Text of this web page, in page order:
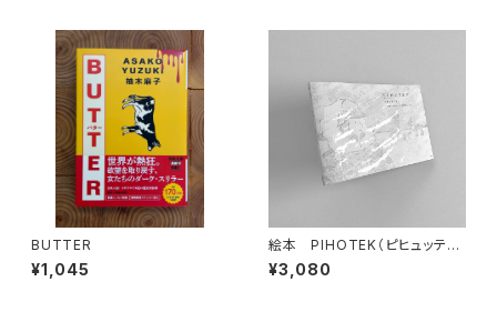
BUTTER
¥1,045
絵本 PIHOTEK（ピヒュッティ）
北極を風と歩く
¥3,080